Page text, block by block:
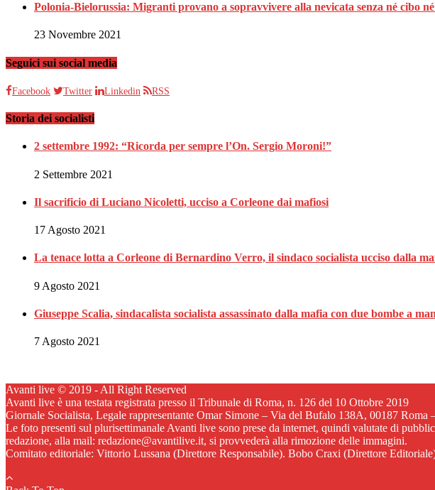
Polonia-Bielorussia: Migranti provano a sopravvivere alla nevicata senza né cibo
23 Novembre 2021
Seguici sui social media
Facebook Twitter Linkedin RSS
Storia dei socialisti
2 settembre 1992: “Ricorda per sempre l’On. Sergio Moroni!”
2 Settembre 2021
Il sacrificio di Luciano Nicoletti, ucciso a Corleone dai mafiosi
17 Agosto 2021
La tenace lotta a Corleone di Bernardino Verro, il sindaco socialista ucciso dalla
9 Agosto 2021
Giuseppe Scalia, sindacalista socialista assassinato dalla mafia con due bombe a
7 Agosto 2021
Avanti live © 2019 - All Right Reserved
Avanti live è una testata registrata presso il Tribunale di Roma, n. 126 del 10 Ottobre 2019
Giornale Socialista, Legale rappresentante Omar Simone – Via del Bufalo 138A, 00187
Le foto presenti sul plurisettimanale Avanti live sono prese da internet, quindi valutate di
redazione, alla mail: redazione@avantilive.it, si provvederà alla rimozione delle immagini.
Comitato editoriale: Vittorio Lussana (Direttore Responsabile). Bobo Craxi (Direttore